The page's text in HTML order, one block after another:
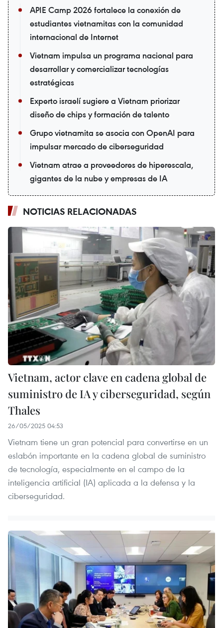
APIE Camp 2026 fortalece la conexión de
estudiantes vietnamitas con la comunidad
internacional de Internet
Vietnam impulsa un programa nacional para
desarrollar y comercializar tecnologías
estratégicas
Experto israelí sugiere a Vietnam priorizar
diseño de chips y formación de talento
Grupo vietnamita se asocia con OpenAI para
impulsar mercado de ciberseguridad
Vietnam atrae a proveedores de hiperescala,
gigantes de la nube y empresas de IA
NOTICIAS RELACIONADAS
Vietnam, actor clave en cadena global de
suministro de IA y ciberseguridad, según
Thales
26/05/2025 04:53
Vietnam tiene un gran potencial para convertirse en un
eslabón importante en la cadena global de suministro
de tecnología, especialmente en el campo de la
inteligencia artificial (IA) aplicada a la defensa y la
ciberseguridad.